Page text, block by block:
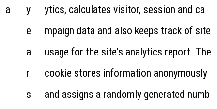
a
y
e
a
r
s
ytics, calculates visitor, session and ca
mpaign data and also keeps track of site
usage for the site's analytics report. The
cookie stores information anonymously
and assigns a randomly generated numb